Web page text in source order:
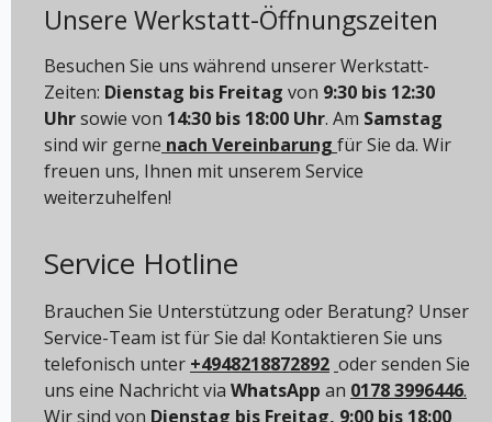
Unsere Werkstatt-Öffnungszeiten
Besuchen Sie uns während unserer Werkstatt-
Zeiten: Dienstag bis Freitag von 9:30 bis 12:30
Uhrsowie von 14:30 bis 18:00 Uhr. Am Samstag
sind wir gerne nach Vereinbarung für Sie da. Wir
freuen uns, Ihnen mit unserem Service
weiterzuhelfen!
Service Hotline
Brauchen Sie Unterstützung oder Beratung? Unser
Service-Team ist für Sie da! Kontaktieren Sie uns
telefonisch unter +4948218872892 oder senden Sie
uns eine Nachricht via WhatsApp an 0178 3996446.
Wir sind von Dienstag bis Freitag, 9:00 bis 18:00